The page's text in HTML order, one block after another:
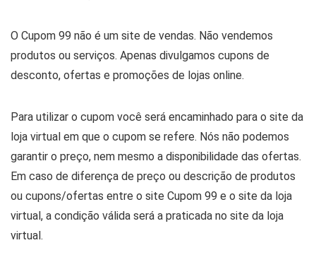
O Cupom 99 não é um site de vendas. Não vendemos
produtos ou serviços. Apenas divulgamos cupons de
desconto, ofertas e promoções de lojas online.
Para utilizar o cupom você será encaminhado para o site da
loja virtual em que o cupom se refere. Nós não podemos
garantir o preço, nem mesmo a disponibilidade das ofertas.
Em caso de diferença de preço ou descrição de produtos
ou cupons/ofertas entre o site Cupom 99 e o site da loja
virtual, a condição válida será a praticada no site da loja
virtual.